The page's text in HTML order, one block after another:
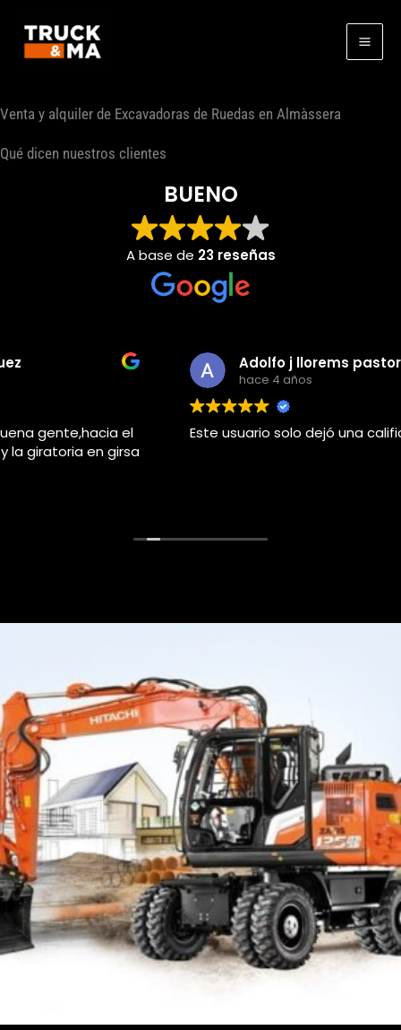
contenido
Venta y alquiler de Excavadoras de Ruedas en Almàssera
Qué dicen nuestros clientes
BUENO
A base de 23 reseñas
Adolfo j llorems pastor
Este usuario solo dejó una calificación.